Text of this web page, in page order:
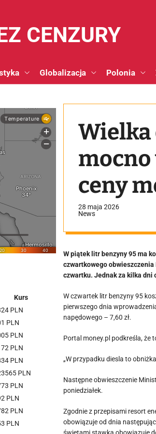
CENZURY
Globalizacja Polonia
Wielka
mocno
ceny
28 maja 2026
News
W piątek litr benzyny 95 ma
czwartkowego
czwartku. Jednak za kilka dni
W czwartek litr benzyny 95
pierwszego dnia
napędowego – 7,60 zł.
Portal money.pl podkreśla, że
„W przypadku diesla to
Następne obwieszczenie
poniedziałek.
Zgodnie z przepisami resort
obowiązuje od dnia
Kurs
PLN
PLN
PLN
PLN
PLN
PLN
PLN
PLN
PLN
PLN